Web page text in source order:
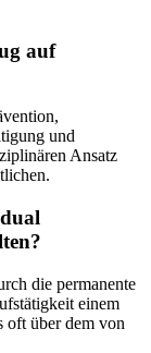
auf
und
Ansatz
die permanente
einem
oft über dem von